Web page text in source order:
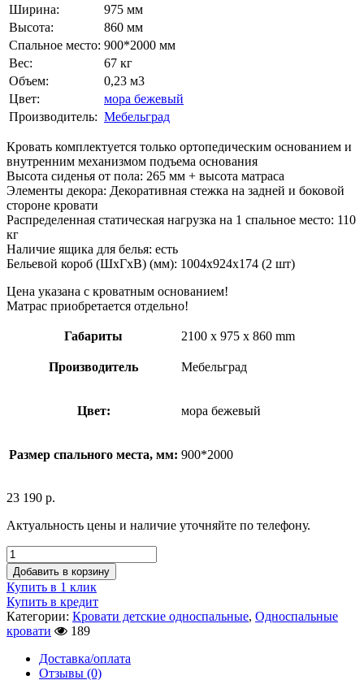
Ширина:
975 мм
Высота:
860 мм
Спальное место: 900*2000 мм
Вес:
67 кг
Объем:
0,23 м3
Цвет:
мора бежевый
Производитель: Мебельград
Кровать комплектуется только ортопедическим основанием и
внутренним механизмом подъема основания
Высота сиденья от пола: 265 мм + высота матраса
Элементы декора: Декоративная стежка на задней и боковой
стороне кровати
Распределенная статическая нагрузка на 1 спальное место: 110
кг
Наличие ящика для белья: есть
Бельевой короб (ШхГхВ) (мм): 1004х924х174 (2 шт)
Цена указана с кроватным основанием!
Матрас приобретается отдельно!
Габариты 2100 x 975 x 860 mm
Производитель Мебельград
Цвет: мора бежевый
Размер спального места, мм: 900*2000
23 190 р.
Актуальность цены и наличие уточняйте по телефону.
Добавить в корзину
Купить в 1 клик
Купить в кредит
Категории: Кровати детские односпальные, Односпальные
кровати
189
Доставка/оплата
Отзывы (0)